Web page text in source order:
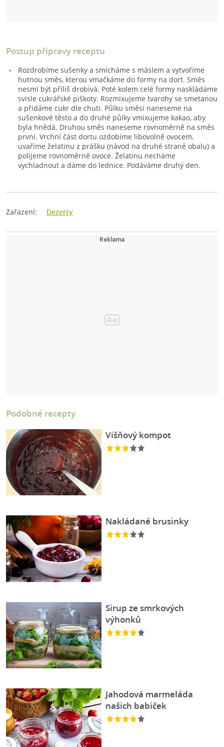
Postup přípravy receptu
Rozdrobíme sušenky a smícháme s máslem a vytvoříme
hutnou směs, kterou vmačkáme do formy na dort. Směs
nesmí být příliš drobivá. Poté kolem celé formy naskládáme
svisle cukrářské piškoty. Rozmixujeme tvarohy se smetanou
a přidáme cukr dle chuti. Půlku směsi naneseme na
sušenkové těsto a do druhé půlky vmixujeme kakao, aby
byla hnědá. Druhou směs naneseme rovnoměrně na směs
první. Vrchní část dortu ozdobíme libovolně ovocem,
uvaříme želatinu z prášku (návod na druhé straně obalu) a
polijeme rovnoměrně ovoce. Želatinu necháme
vychladnout a dáme do lednice. Podáváme druhý den.
Zařazení: Dezerty
Podobné recepty
Višňový kompot
Nakládané brusinky
Sirup ze smrkových
výhonků
Jahodová marmeláda
našich babiček